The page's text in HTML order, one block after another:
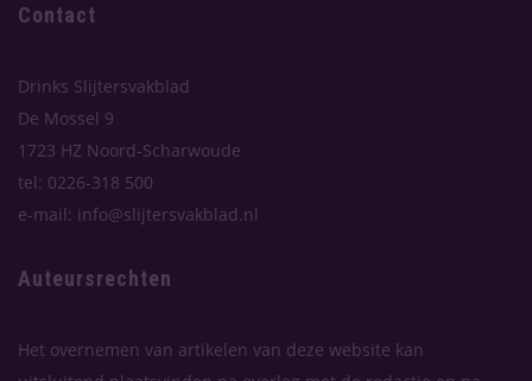
Contact
Drinks Slijtersvakblad
De Mossel 9
1723 HZ Noord-Scharwoude
tel: 0226-318 500
e-mail: info@slijtersvakblad.nl
Auteursrechten
Het overnemen van artikelen van deze website kan